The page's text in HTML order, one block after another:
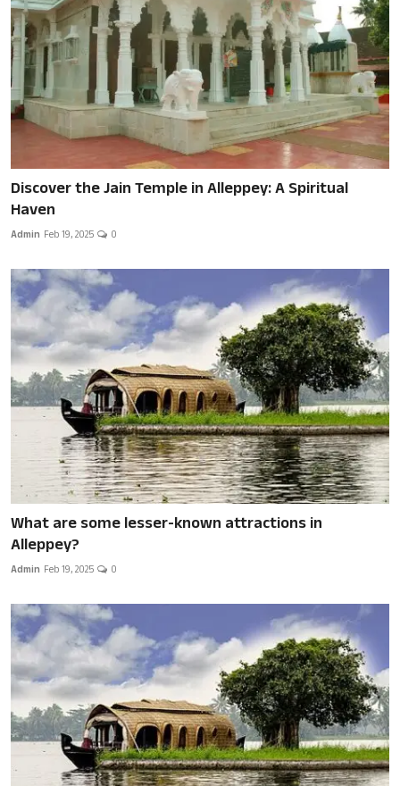
Discover the Jain Temple in Alleppey: A Spiritual
Haven
Admin Feb 19, 2025 0
What are some lesser-known attractions in
Alleppey?
Admin Feb 19, 2025 0